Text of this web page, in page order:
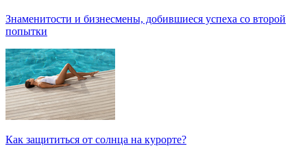
Знаменитости и бизнесмены, добившиеся успеха со второй
попытки
Как защититься от солнца на курорте?